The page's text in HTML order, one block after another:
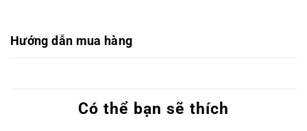
Hướng dẫn mua hàng
Có thể bạn sẽ thích